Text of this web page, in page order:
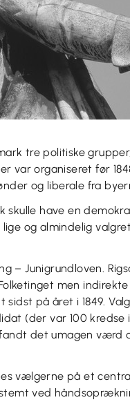
tre politiske
var organiseret før
og liberale fra
skulle have en
og almindelig
– Junigrundloven.
men
på året i 1849.
(der var 100 kredse
det umagen værd
vælgerne på et
ved